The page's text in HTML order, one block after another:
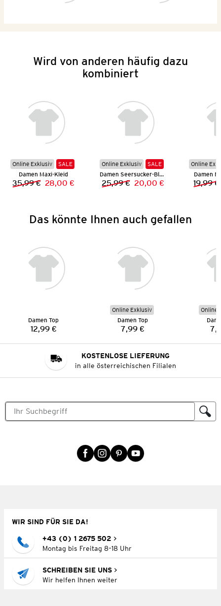
Wird von anderen häufig dazu
kombiniert
Online Exklusiv
SALE
Damen Maxi-Kleid
Vorheriger Preis:
35,99 € Neuer Preis:
28,00 €
Online Exklusiv
SALE
Damen Seersucker-Bluse
Vorheriger Preis:
25,99 € Neuer Preis:
20,00 €
Online
Damen
19,99 €
Das könnte Ihnen auch gefallen
Damen Top
Preis:
12,99 €
Online Exklusiv
Damen Top
Preis:
7,99 €
Online
KOSTENLOSE LIEFERUNG
in alle österreichischen Filialen
WIR SIND FÜR SIE DA!
+43 (0) 1 2675 502
Montag bis Freitag 8–18 Uhr
SCHREIBEN SIE UNS
Wir helfen Ihnen weiter